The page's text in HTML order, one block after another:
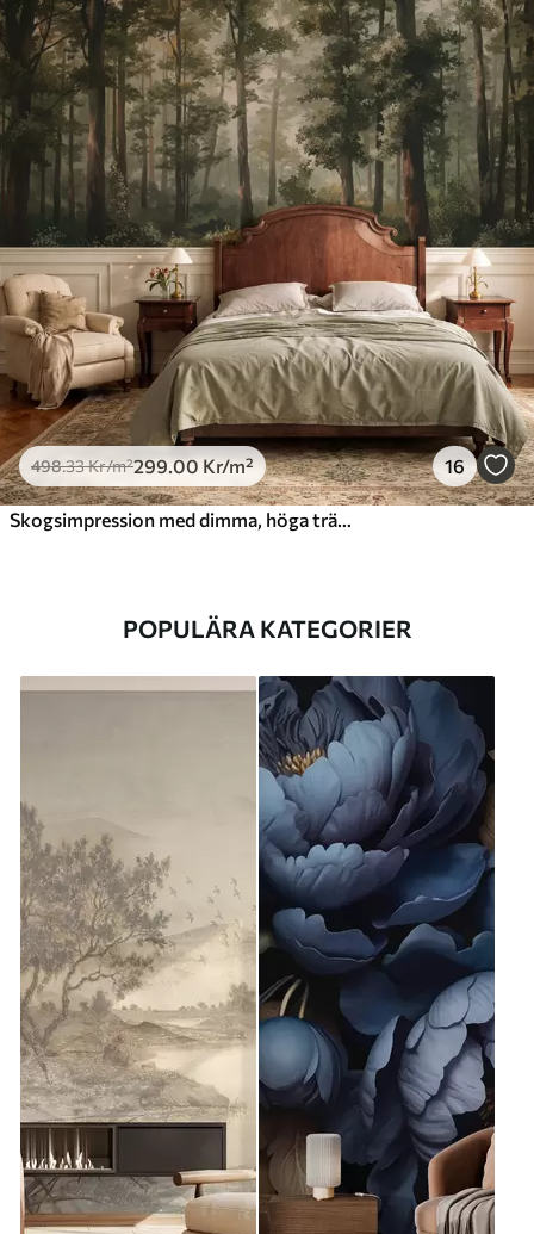
498.33Kr/m²299.00 Kr/m² 16
POPULÄRA KATEGORIER